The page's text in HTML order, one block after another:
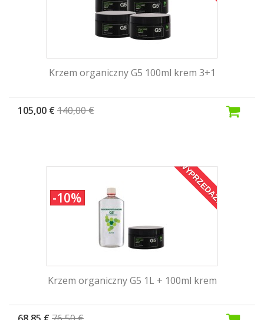
Krzem organiczny G5 100ml krem 3+1
105,00 €140,00 €
-10% WYPRZEDAŻ!
Krzem organiczny G5 1L + 100ml krem